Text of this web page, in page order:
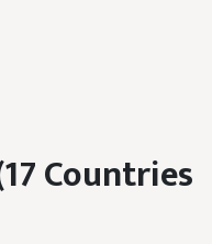
Countries